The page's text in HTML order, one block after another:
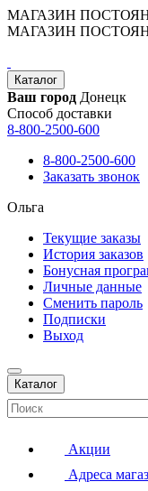
МАГАЗИН
МАГАЗИН
Каталог
Ваш город Донецк
Способ доставки
8-800-2500-600
8-800-2500-600
Заказать звонок
Ольга
Текущие заказы
История заказов
Бонусная
Личные данные
Сменить пароль
Подписки
Выход
Каталог
Акции
Адреса